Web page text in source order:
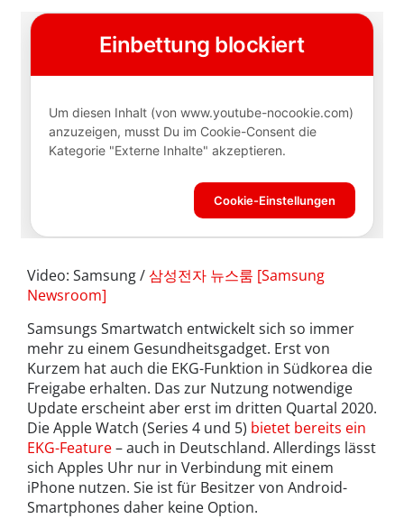
Video: Samsung /삼성전자 뉴스룸 [Samsung
Newsroom]
Samsungs Smartwatch entwickelt sich so immer
mehr zu einem Gesundheitsgadget. Erst von
Kurzem hat auch die EKG-Funktion in Südkorea die
Freigabe erhalten. Das zur Nutzung notwendige
Update erscheint aber erst im dritten Quartal 2020.
Die Apple Watch (Series 4 und 5) bietet bereits ein
EKG-Feature– auch in Deutschland. Allerdings lässt
sich Apples Uhr nur in Verbindung mit einem
iPhone nutzen. Sie ist für Besitzer von Android-
Smartphones daher keine Option.